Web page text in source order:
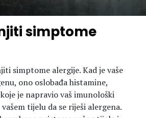
simptome
simptome alergije. Kad je vaše
ono oslobađa histamine,
je napravio vaš imunološki
tijelu da se riješi alergena.